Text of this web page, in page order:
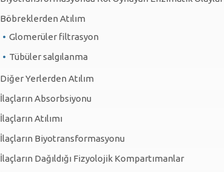
Böbreklerden Atılım
Glomerüler filtrasyon
Tübüler salgılanma
Diğer Yerlerden Atılım
İlaçların Absorbsiyonu
İlaçların Atılımı
İlaçların Biyotransformasyonu
İlaçların Dağıldığı Fizyolojik Kompartımanlar